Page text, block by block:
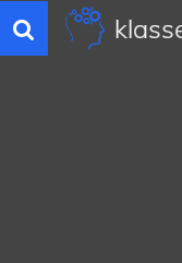
Toggle
navigation